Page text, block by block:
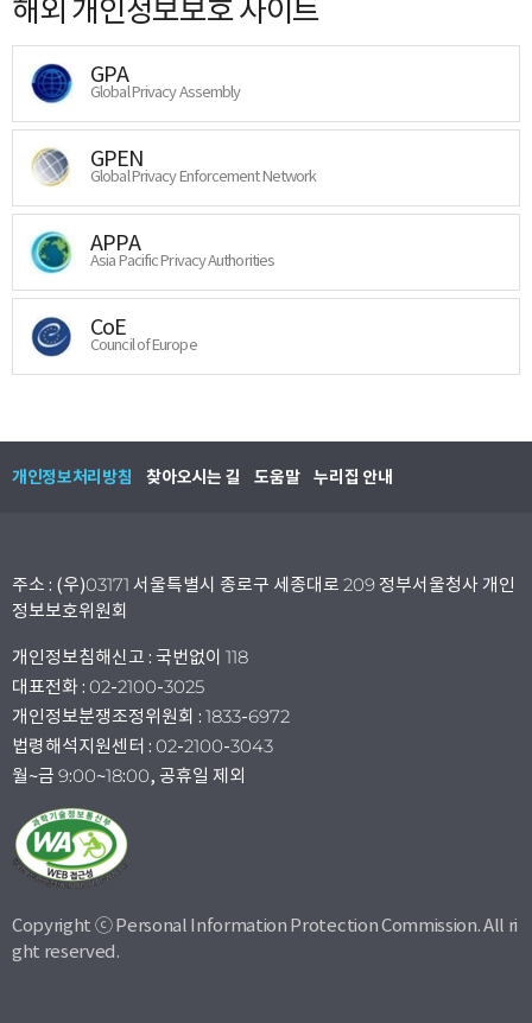
해외 개인정보보호 사이트
GPA
Global Privacy Assembly
GPEN
Global Privacy Enforcement Network
APPA
Asia Pacific Privacy Authorities
CoE
Council of Europe
개인정보처리방침 찾아오시는 길 도움말 누리집 안내
주소 : (우)03171 서울특별시 종로구 세종대로 209 정부서울청사 개인
정보보호위원회
개인정보침해신고 : 국번없이 118
대표전화 : 02-2100-3025
개인정보분쟁조정위원회 : 1833-6972
법령해석지원센터 : 02-2100-3043
월~금 9:00~18:00, 공휴일 제외
Copyright ⓒ Personal Information Protection Commission. All ri
ght reserved.